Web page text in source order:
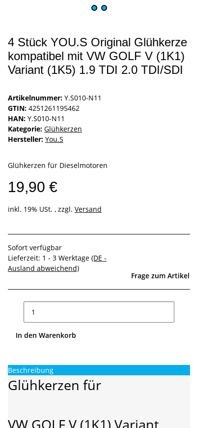
4 Stück YOU.S Original Glühkerze
kompatibel mit VW GOLF V (1K1)
Variant (1K5) 1.9 TDI 2.0 TDI/SDI
Artikelnummer: Y.S010-N11
GTIN: 4251261195462
HAN: Y.S010-N11
Kategorie: Glühkerzen
Hersteller: You.S
Glühkerzen für Dieselmotoren
19,90 €
inkl. 19% USt. , zzgl. Versand
Sofort verfügbar
Lieferzeit: 1 - 3 Werktage (DE -
Ausland abweichend)
Frage zum Artikel
In den Warenkorb
Beschreibung
Glühkerzen für